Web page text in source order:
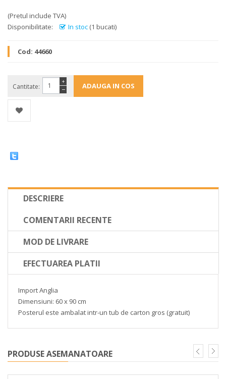
(Pretul include TVA)
Disponibilitate:
In stoc (1 bucati)
Cod: 44660
Cantitate: −
+
DESCRIERE
COMENTARII RECENTE
MOD DE LIVRARE
EFECTUAREA PLATII
Import Anglia
Dimensiuni: 60 x 90 cm
Posterul este ambalat intr-un tub de carton gros (gratuit)
PRODUSE ASEMANATOARE